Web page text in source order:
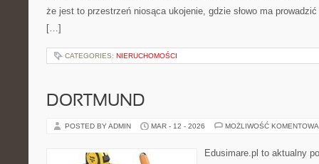
że jest to przestrzeń niosąca ukojenie, gdzie słowo ma
[…]
CATEGORIES: NIERUCHOMOŚCI
DORTMUND
POSTED BY ADMIN MAR - 12 - 2026 MOŻLIWOŚĆ
Edusimare.pl to aktualny